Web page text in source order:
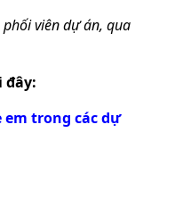
viên dự án, qua
đây:
trong các dự